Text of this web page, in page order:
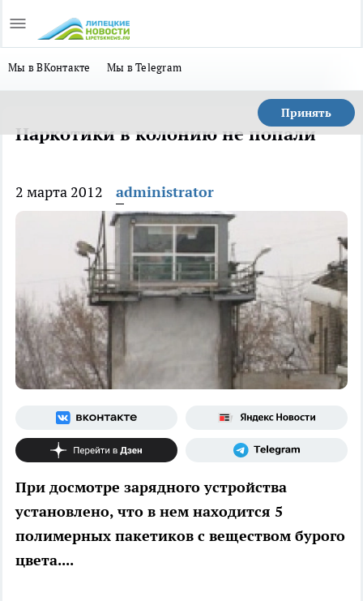
Мы в ВКонтакте Мы в Telegram
Принять
Наркотики в колонию не попали
2 марта 2012 administrator
При досмотре зарядного устройства
установлено, что в нем находится 5
полимерных пакетиков с веществом бурого
цвета....